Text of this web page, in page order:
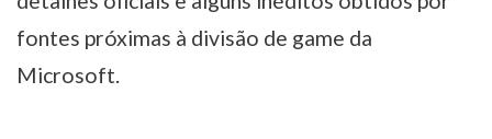
fontes próximas à divisão de game da
Microsoft.